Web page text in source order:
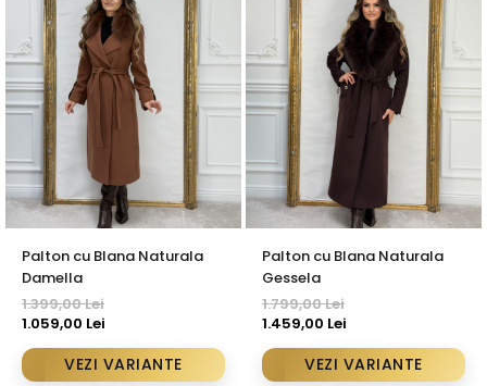
Palton cu Blana Naturala
Damella
1.399,00 Lei
1.059,00 Lei
VEZI VARIANTE
Palton cu Blana Naturala
Gessela
1.799,00 Lei
1.459,00 Lei
VEZI VARIANTE